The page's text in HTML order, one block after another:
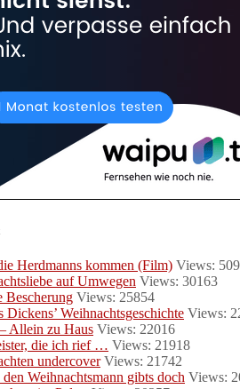
Herdmanns kommen (Film) Views:
auf Umwegen Views: 30163
Bescherung Views: 25854
Dickens’ Weihnachtsgeschichte Views:
Allein zu Haus Views: 22016
die ich rief … Views: 21918
undercover Views: 21742
Weihnachtsmann gibts doch Views: